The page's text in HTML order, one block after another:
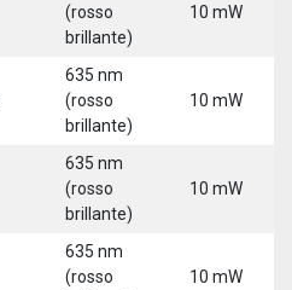
(rosso
brillante)
10 mW
635 nm
(rosso
brillante)
10 mW
635 nm
(rosso
brillante)
10 mW
635 nm
(rosso
10 mW